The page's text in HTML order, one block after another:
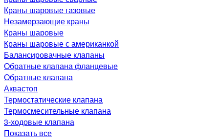
Краны шаровые газовые
Незамерзающие краны
Краны шаровые
Краны шаровые с американкой
Балансировачные клапаны
Обратные клапана фланцевые
Обратные клапана
Аквастоп
Термостатические клапана
Термосмесительные клапана
3-ходовые клапана
Показать все